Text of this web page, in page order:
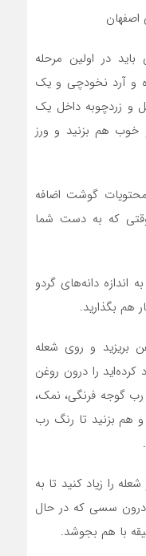
اصفهان
در اولین مرحله
و آرد نخودچی و یک
زردچوبه داخل یک
خوب هم بزنید و ورز
گوشت اضافه
که به دست شما
اندازه دانه‌های گردو
هم بگذارید.
بریزید و روی شعله
را درون روغن
گوجه فرنگی، نمک،
و هم بزنید تا رنگ رب
شعله را زیاد کنید تا به
درون سسی که در حال
با هم بجوشد.